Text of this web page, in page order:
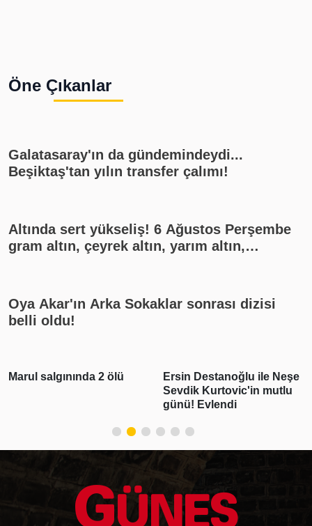
Öne Çıkanlar
Galatasaray'ın da gündemindeydi...
Beşiktaş'tan yılın transfer çalımı!
Altında sert yükseliş! 6 Ağustos Perşembe
gram altın, çeyrek altın, yarım altın,
Oya Akar'ın Arka Sokaklar sonrası dizisi
belli oldu!
Marul salgınında 2 ölü
Ersin Destanoğlu ile Neşe
Sevdik Kurtovic'in mutlu
günü! Evlendi